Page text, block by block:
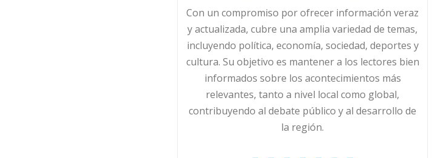
Con un compromiso por ofrecer información veraz
y actualizada, cubre una amplia variedad de temas,
incluyendo política, economía, sociedad, deportes y
cultura. Su objetivo es mantener a los lectores bien
informados sobre los acontecimientos más
relevantes, tanto a nivel local como global,
contribuyendo al debate público y al desarrollo de
la región.